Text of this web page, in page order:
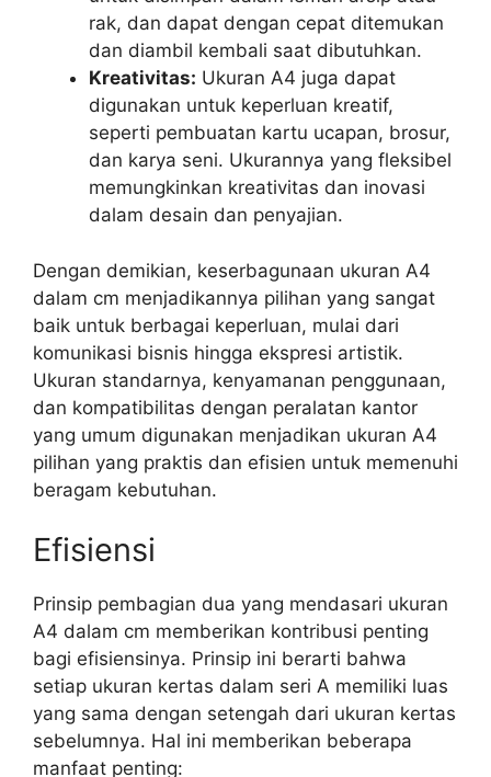
rak, dan dapat dengan cepat ditemukan
dan diambil kembali saat dibutuhkan.
Kreativitas: Ukuran A4 juga dapat
digunakan untuk keperluan kreatif,
seperti pembuatan kartu ucapan, brosur,
dan karya seni. Ukurannya yang fleksibel
memungkinkan kreativitas dan inovasi
dalam desain dan penyajian.
Dengan demikian, keserbagunaan ukuran A4
dalam cm menjadikannya pilihan yang sangat
baik untuk berbagai keperluan, mulai dari
komunikasi bisnis hingga ekspresi artistik.
Ukuran standarnya, kenyamanan penggunaan,
dan kompatibilitas dengan peralatan kantor
yang umum digunakan menjadikan ukuran A4
pilihan yang praktis dan efisien untuk memenuhi
beragam kebutuhan.
Efisiensi
Prinsip pembagian dua yang mendasari ukuran
A4 dalam cm memberikan kontribusi penting
bagi efisiensinya. Prinsip ini berarti bahwa
setiap ukuran kertas dalam seri A memiliki luas
yang sama dengan setengah dari ukuran kertas
sebelumnya. Hal ini memberikan beberapa
manfaat penting: